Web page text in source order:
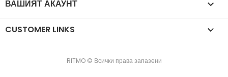
ВАШИЯТ АКАУНТ 
CUSTOMER LINKS 
RITMO © Всички права запазени